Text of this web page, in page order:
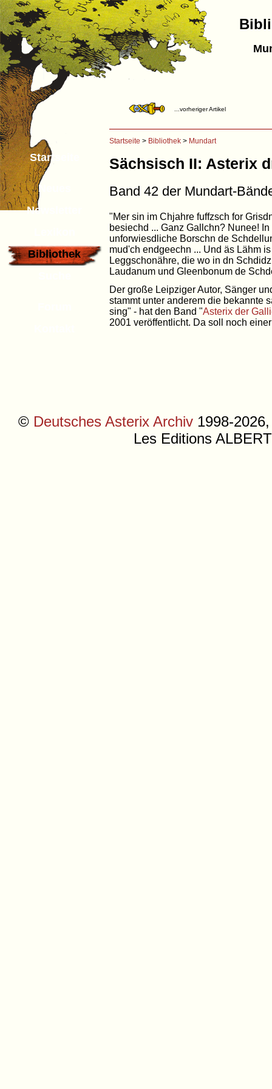
Startseite
Neues
Newsletter
Bibliothek
...vorheriger Artikel
Startseite > Bibliothek > Mundart
Sächsisch II: Asterix
Band 42 der Mundart-
"Mer sin im Chjahre fuffzsch for
besiechd ... Ganz Gallchn? Nunee!
unforwiesdliche Borschn de
mud'ch endgeechn ... Und äs Lähm
Leggschonähre, die wo in dn
Laudanum und Gleenbonum de
Der große Leipziger Autor, Sänger
stammt unter anderem die bekannte
sing" - hat den Band "Asterix der
2001 veröffentlicht. Da soll noch
© Deutsches Asterix Archiv 1998-
Les Editions